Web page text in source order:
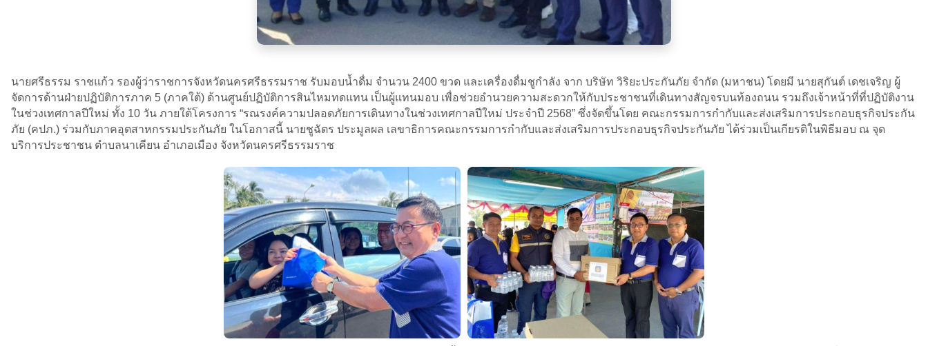
นายศรีธรรม ราชแก้ว รองผู้ว่าราชการจังหวัดนครศรีธรรมราช รับมอบน้ำดื่ม จำนวน 2400 ขวด และเครื่องดื่มชูกำลัง จาก บริษัท วิริยะประกันภัย จำกัด (มหาชน) โดยมี นายสุกันต์ เดชเจริญ ผู้
จัดการด้านฝ่ายปฏิบัติการภาค 5 (ภาคใต้) ด้านศูนย์ปฏิบัติการสินไหมทดแทน เป็นผู้แทนมอบ เพื่อช่วยอำนวยความสะดวกให้กับประชาชนที่เดินทางสัญจรบนท้องถนน รวมถึงเจ้าหน้าที่ที่ปฏิบัติงาน
ในช่วงเทศกาลปีใหม่ ทั้ง 10 วัน ภายใต้โครงการ “รณรงค์ความปลอดภัยการเดินทางในช่วงเทศกาลปีใหม่ ประจำปี 2568” ซึ่งจัดขึ้นโดย คณะกรรมการกำกับและส่งเสริมการประกอบธุรกิจประกัน
ภัย (คปภ.) ร่วมกับภาคอุตสาหกรรมประกันภัย ในโอกาสนี้ นายชูฉัตร ประมูลผล เลขาธิการคณะกรรมการกำกับและส่งเสริมการประกอบธุรกิจประกันภัย ได้ร่วมเป็นเกียรติในพิธีมอบ ณ จุด
บริการประชาชน ตำบลนาเคียน อำเภอเมือง จังหวัดนครศรีธรรมราช